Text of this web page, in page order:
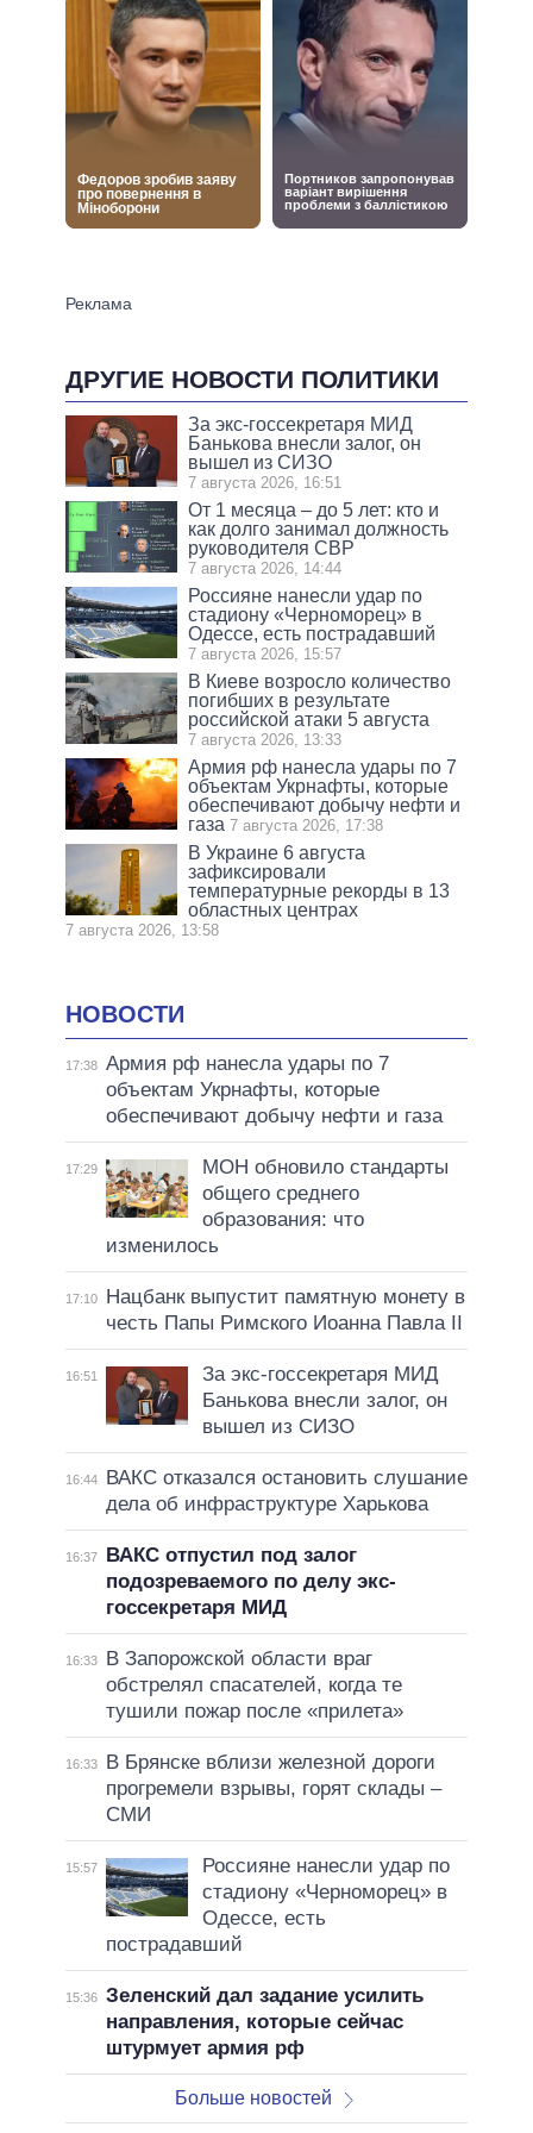
ДРУГИЕ НОВОСТИ ПОЛИТИКИ
За экс-госсекретаря МИД
Банькова внесли залог, он
вышел из СИЗО
7 августа 2026, 16:51
От 1 месяца – до 5 лет: кто и
как долго занимал должность
руководителя СВР
7 августа 2026, 14:44
Россияне нанесли удар по
стадиону «Черноморец» в
Одессе, есть пострадавший
7 августа 2026, 15:57
В Киеве возросло количество
погибших в результате
российской атаки 5 августа
7 августа 2026, 13:33
Армия рф нанесла удары по 7
объектам Укрнафты, которые
обеспечивают добычу нефти и
газа 7 августа 2026, 17:38
В Украине 6 августа
зафиксировали
температурные рекорды в 13
областных центрах
7 августа 2026, 13:58
НОВОСТИ
17:38 Армия рф нанесла удары по 7
объектам Укрнафты, которые
обеспечивают добычу нефти и газа
17:29
МОН обновило стандарты
общего среднего
образования: что
изменилось
17:10
Нацбанк выпустит памятную монету в
честь Папы Римского Иоанна Павла II
16:51
За экс-госсекретаря МИД
Банькова внесли залог, он
вышел из СИЗО
16:44
ВАКС отказался остановить слушание
дела об инфраструктуре Харькова
16:37
ВАКС отпустил под залог
подозреваемого по делу экс-
госсекретаря МИД
16:33
В Запорожской области враг
обстрелял спасателей, когда те
тушили пожар после «прилета»
16:33
В Брянске вблизи железной дороги
прогремели взрывы, горят склады –
СМИ
15:57
Россияне нанесли удар по
стадиону «Черноморец» в
Одессе, есть
пострадавший
15:36 Зеленский дал задание усилить
направления, которые сейчас
штурмует армия рф
Больше новостей